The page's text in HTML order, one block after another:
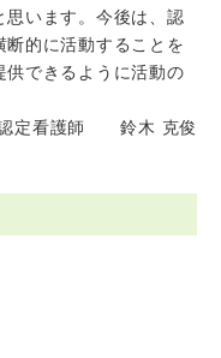
思います。今後は、認
的に活動することを
供できるように活動の
認定看護師 鈴木 克俊